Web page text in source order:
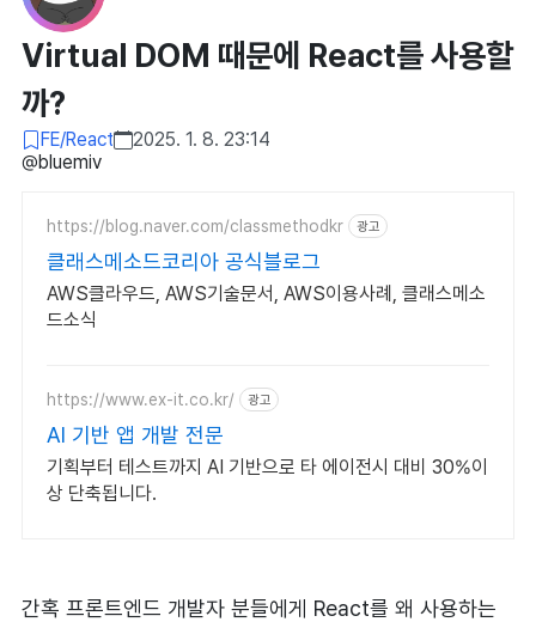
Virtual DOM 때문에 React를 사용할
까?
FE/React
2025. 1. 8. 23:14
@bluemiv
https://blog.naver.com/classmethodkr 광고
클래스메소드코리아 공식블로그
AWS클라우드, AWS기술문서, AWS이용사례, 클래스메소
드소식
https://www.ex-it.co.kr/ 광고
AI 기반 앱 개발 전문
기획부터 테스트까지 AI 기반으로 타 에이전시 대비 30%이
상 단축됩니다.
간혹 프론트엔드 개발자 분들에게 React를 왜 사용하는